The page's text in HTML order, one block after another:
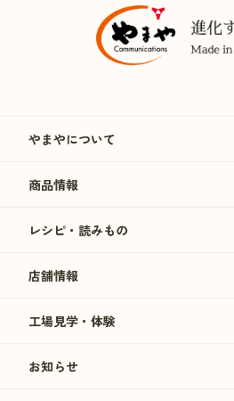
やまやについて
商品情報
レシピ・読みもの
店舗情報
工場見学・体験
お知らせ